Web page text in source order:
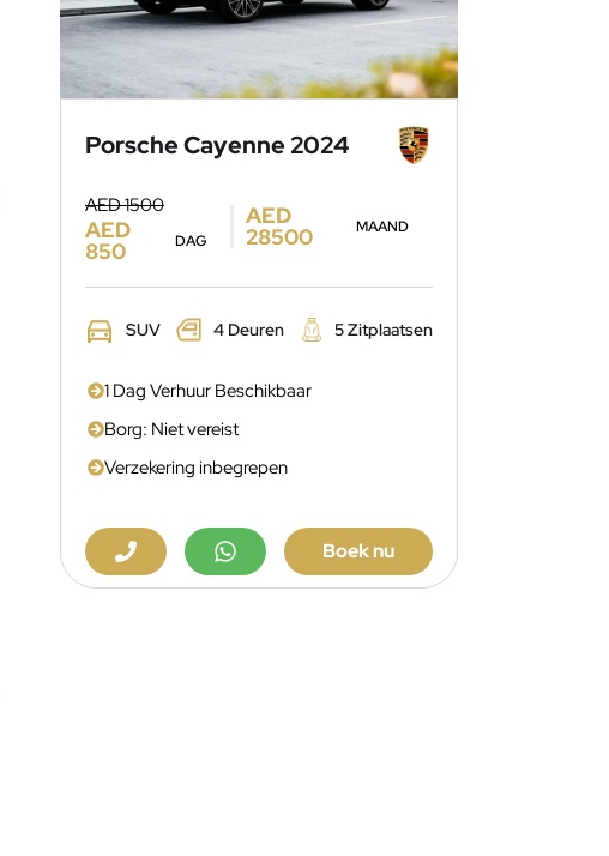
Porsche Cayenne 2024
AED 1500
AED
850 DAG
AED
28500 MAAND
SUV 4 Deuren 5 Zitplaatsen
1 Dag Verhuur Beschikbaar
Borg: Niet vereist
Verzekering inbegrepen
Boek nu